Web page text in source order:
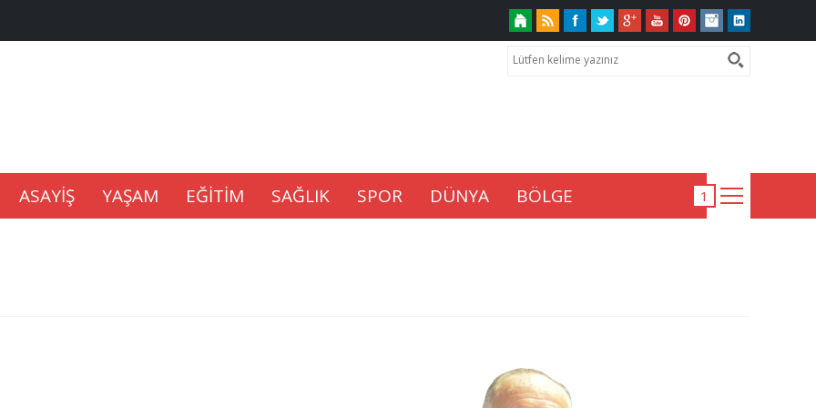
Geliyor
ASAYİŞ YAŞAM EĞİTİM SAĞLIK SPOR DÜNYA BÖLGE